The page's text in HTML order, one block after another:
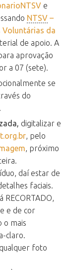
e
NTSV–
Voluntárias da
de apoio. A
aprovação
a 07 (sete).
se
do
.
digitalizar e
, pelo
, próximo
daí estar de
faciais.
e de cor
o mais
claro.
foto